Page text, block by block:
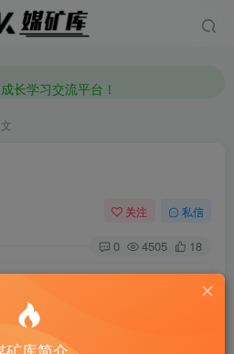
长学习交流平台！
长学习交流平台！
关注 私信
0 4505 18
远也不知道结果，所以去试试吧